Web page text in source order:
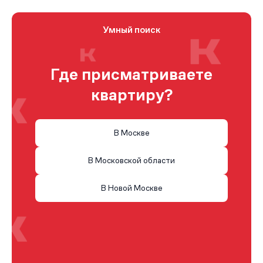
Умный поиск
Где присматриваете
квартиру?
В Москве
В Московской области
В Новой Москве